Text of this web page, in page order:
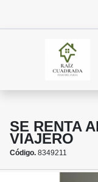
SE RENTA
VIAJERO
Código. 8349211